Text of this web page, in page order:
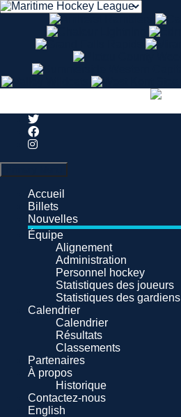
Search
Accueil
Billets
Nouvelles
Équipe
Alignement
Administration
Personnel hockey
Statistiques des joueurs
Statistiques des gardiens
Calendrier
Calendrier
Résultats
Classements
Partenaires
À propos
Historique
Contactez-nous
English